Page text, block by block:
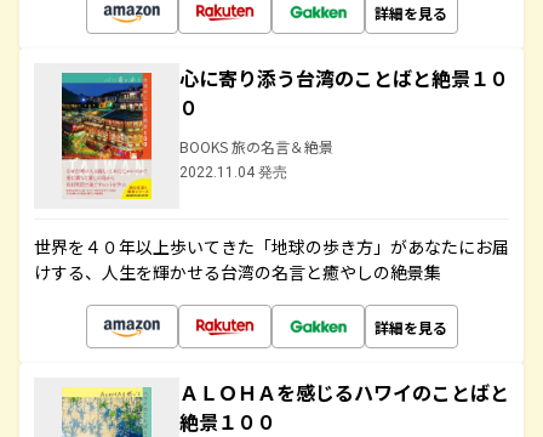
詳細を見る
心に寄り添う台湾のことばと絶景１０
０
BOOKS 旅の名言＆絶景
2022.11.04 発売
世界を４０年以上歩いてきた「地球の歩き方」があなたにお届
けする、人生を輝かせる台湾の名言と癒やしの絶景集
詳細を見る
ＡＬＯＨＡを感じるハワイのことばと
絶景１００